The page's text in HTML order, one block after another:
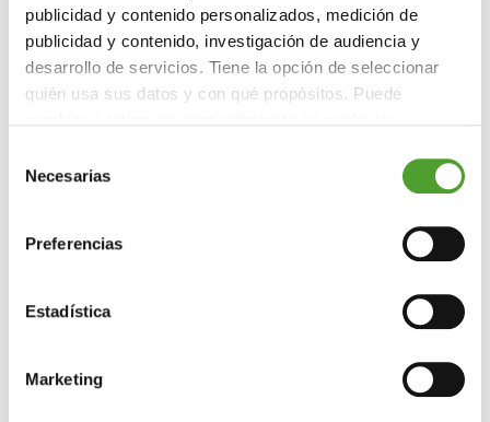
publicidad y contenido personalizados, medición de
publicidad y contenido, investigación de audiencia y
desarrollo de servicios. Tiene la opción de seleccionar
quién usa sus datos y con qué propósitos. Puede
el Menú de consentimiento.
Recopilar información sobre su ubicación
metros
Identificar su dispositivo analizándolo activamente
para buscar características específicas (huellas
digitales)
Necesarias
Preferencias
Estadística
Marketing
June 12, 2026
June 12, 2026
June 12, 2026